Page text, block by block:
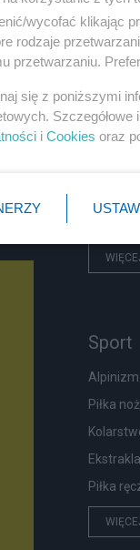
PiS
Rząd
Sport
Alpinizm
Piłka
Piłka
wycofać klikając
rodzaje
przetwarzaniu.
się z poniższymi
i Cookies oraz